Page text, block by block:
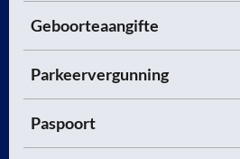
Geboorteaangifte
Parkeervergunning
Paspoort